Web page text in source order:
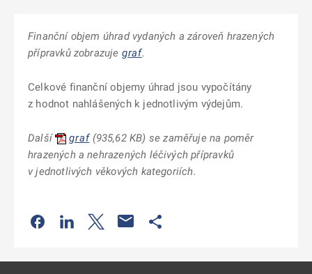
Finanční objem úhrad vydaných a zároveň hrazených
přípravků zobrazuje graf.
Celkové finanční objemy úhrad jsou vypočítány
z hodnot nahlášených k jednotlivým výdejům.
Další graf (935,62 KB) se zaměřuje na poměr
hrazených a nehrazených léčivých přípravků
v jednotlivých věkových kategoriích.
Odkaz se otevře na nové kartě
Odkaz se otevře na nové kartě
Odkaz se otevře na nové kartě